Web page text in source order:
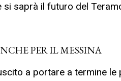
saprà il futuro del
PER IL MESSINA
a portare a termine le